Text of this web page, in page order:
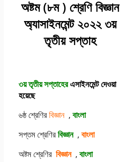
অষ্টম (৮ম ) শ্রেণি বিজ্ঞান
অ্যাসাইনমেন্ট ২০২২ ৩য়
তৃতীয় সপ্তাহ
৩য় তৃতীয় সপ্তাহেরএসাইনমেন্ট দেওয়া
হয়েছে
৬ষ্ঠ শ্রেণিরবিজ্ঞান , বাংলা
সপ্তম শ্রেণিরবিজ্ঞান , বাংলা
অষ্টম শ্রেণির বিজ্ঞান, বাংলা